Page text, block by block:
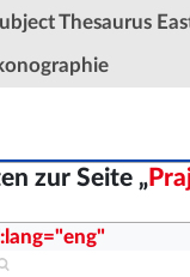
Thesaurus
zur Seite „